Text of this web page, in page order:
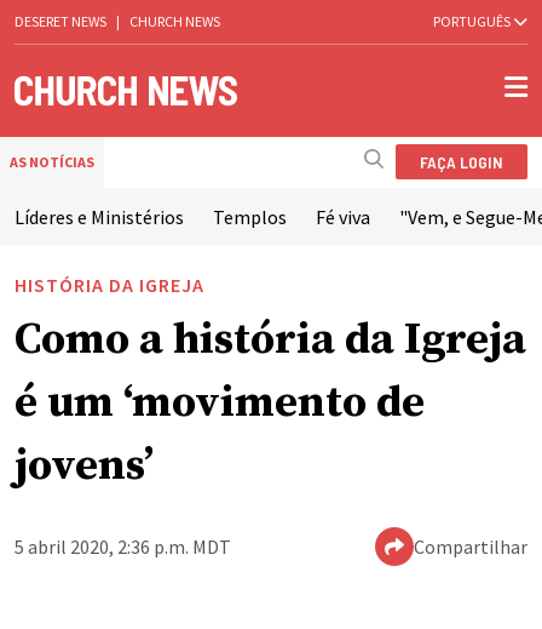
DESERET NEWS | CHURCH NEWS PORTUGUÊS
AS NOTÍCIAS FAÇA LOGIN
Líderes e Ministérios Templos Fé viva "Vem, e Segue-
HISTÓRIA DA IGREJA
Como a história da Igreja
é um ‘movimento de
jovens’
5 abril 2020, 2:36 p.m. MDT Compartilhar